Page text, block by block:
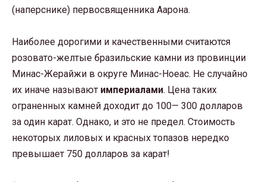
(наперснике) первосвященника Аарона.
Наиболее дорогими и качественными считаются
розовато-желтые бразильские камни из провинции
Минас-Жерайжи в округе Минас-Ноеас. Не случайно
их иначе называют империалами. Цена таких
ограненных камней доходит до 100— 300 долларов
за один карат. Однако, и это не предел. Стоимость
некоторых лиловых и красных топазов нередко
превышает 750 долларов за карат!